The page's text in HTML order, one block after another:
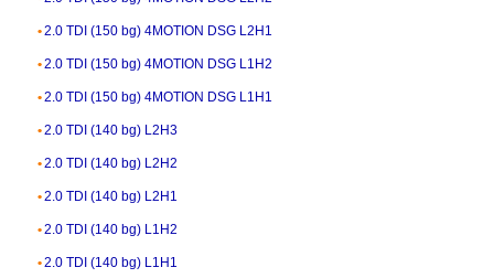
2.0 TDI (150 bg) 4MOTION DSG L2H1
2.0 TDI (150 bg) 4MOTION DSG L1H2
2.0 TDI (150 bg) 4MOTION DSG L1H1
2.0 TDI (140 bg) L2H3
2.0 TDI (140 bg) L2H2
2.0 TDI (140 bg) L2H1
2.0 TDI (140 bg) L1H2
2.0 TDI (140 bg) L1H1